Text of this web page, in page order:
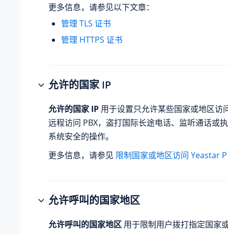
更多信息，请参见以下文章：
管理 TLS 证书
管理 HTTPS 证书
允许的国家 IP
允许的国家 IP 用于设置只允许某些国家或地区访
远程访问 PBX，盗打国际长途电话、监听通话或
系统安全的操作。
更多信息，请参见 限制国家或地区访问 Yeastar
允许呼叫的国家地区
允许呼叫的国家地区 用于限制用户拨打指定国家